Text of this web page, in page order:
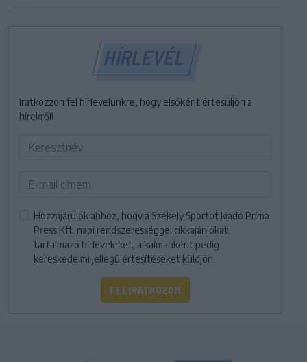
HÍRLEVÉL
Iratkozzon fel hírlevelünkre, hogy elsőként értesüljön a
hírekről!
Hozzájárulok ahhoz, hogy a Székely Sportot kiadó Príma
Press Kft. napi rendszerességgel cikkajánlókat
tartalmazó hírleveleket, alkalmanként pedig
kereskedelmi jellegű értesítéseket küldjön.
FELIRATKOZOM